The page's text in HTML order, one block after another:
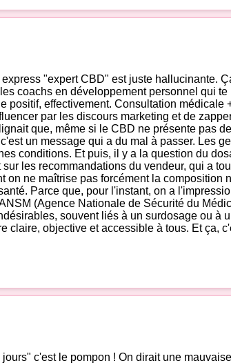
"expert CBD" est juste hallucinante.
coachs en développement personnel qui
positif, effectivement. Consultation
par les discours marketing et de
que, même si le CBD ne présente pas
un message qui a du mal à passer. Les
conditions. Et puis, il y a la question du
les recommandations du vendeur, qui a
on ne maîtrise pas forcément la
Parce que, pour l'instant, on a
(Agence Nationale de Sécurité du
souvent liés à un surdosage ou
claire, objective et accessible à tous. Et
c'est le pompon ! On dirait une